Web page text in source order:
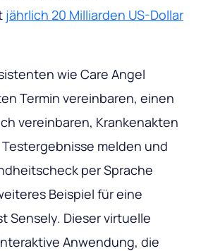
jährlich 20 Milliarden US-Dollar
wie Care Angel
Termin vereinbaren, einen
vereinbaren, Krankenakten
melden und
per Sprache
Beispiel für eine
Sensely. Dieser virtuelle
Anwendung, die